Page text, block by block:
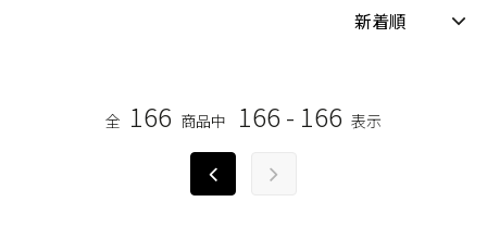
全 166 商品中 166 - 166 表示